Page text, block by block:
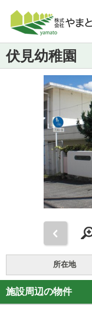
伏見幼稚園
所在地
施設周辺の物件